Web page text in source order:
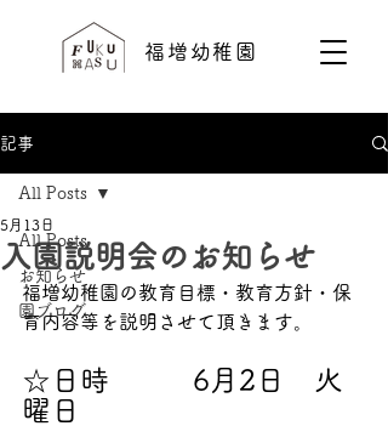
福増幼稚園
記事
All Posts
お知らせ
園ブログ
All Posts
入園説明会のお知らせ
5月13日
福増幼稚園の教育目標・教育方針・保
育内容等を説明させて頂きます。
☆日時　　   6月2日　火
曜日